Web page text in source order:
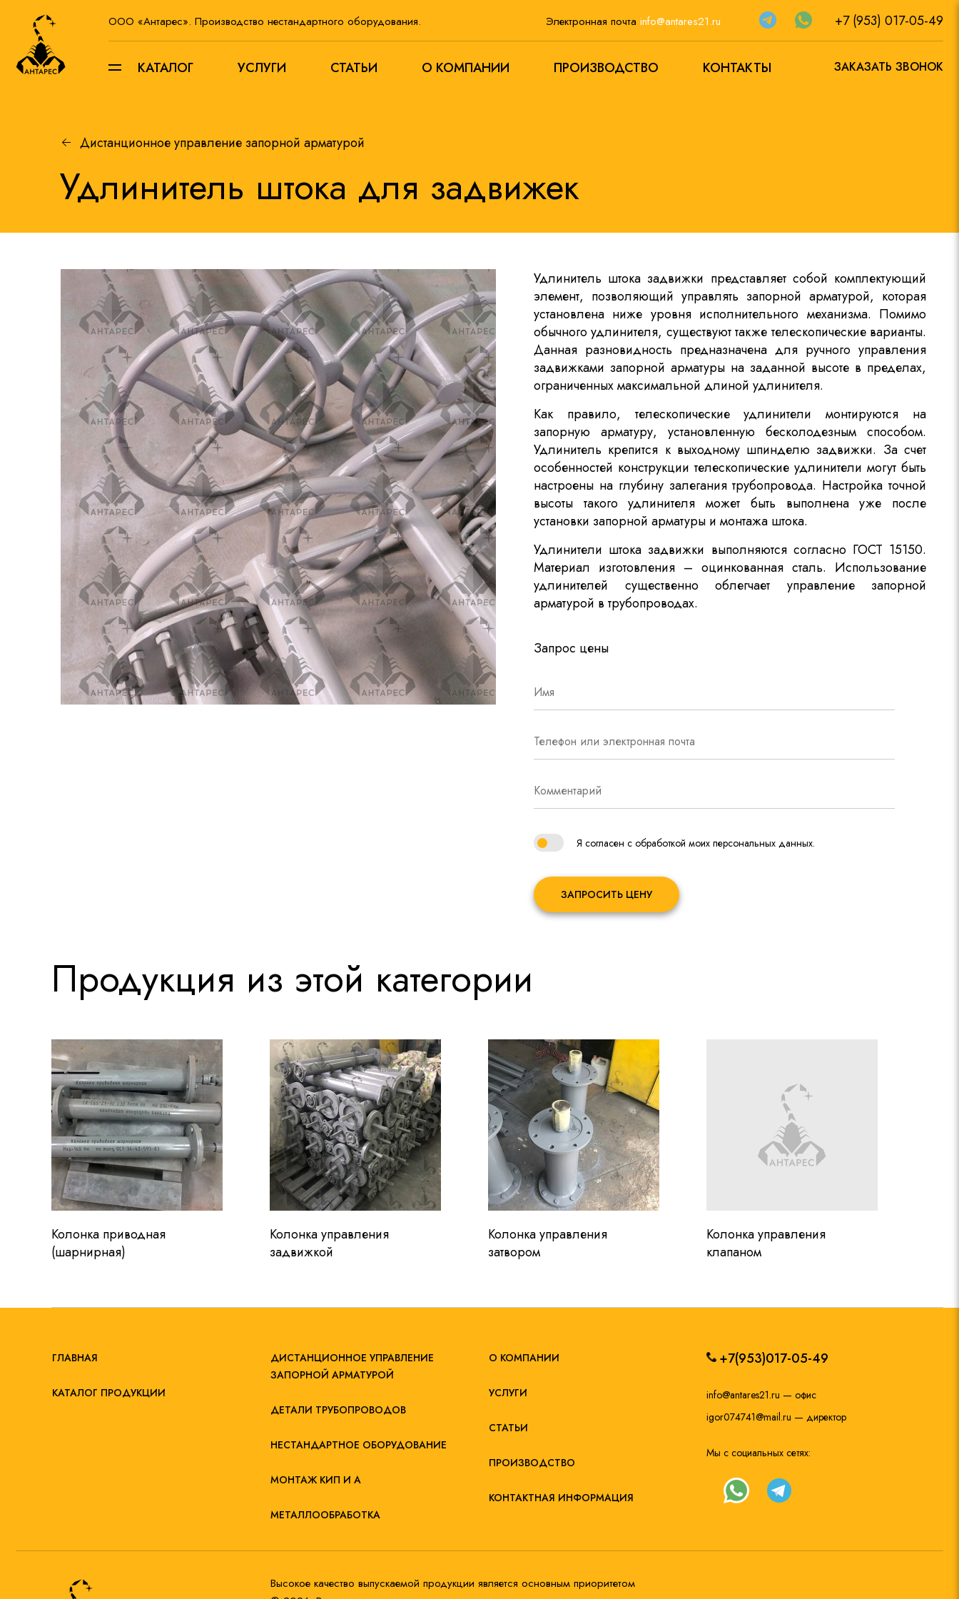
ООО «Антарес». Производство нестандартного оборудования. Электронная почта info@antares21.ru +7 (953) 017-05-49
КАТАЛОГ УСЛУГИ СТАТЬИ О КОМПАНИИ ПРОИЗВОДСТВО КОНТАКТЫ ЗАКАЗАТЬ ЗВОНОК
Дистанционное управление запорной арматурой
Удлинитель штока для задвижек
Удлинитель штока задвижки представляет собой комплектующий
элемент, позволяющий управлять запорной арматурой, которая
установлена ниже уровня исполнительного механизма. Помимо
обычного удлинителя, существуют также телескопические варианты.
Данная разновидность предназначена для ручного управления
задвижками запорной арматуры на заданной высоте в пределах,
ограниченных максимальной длиной удлинителя.
Как правило, телескопические удлинители монтируются на
запорную арматуру, установленную бесколодезным способом.
Удлинитель крепится к выходному шпинделю задвижки. За счет
особенностей конструкции телескопические удлинители могут быть
настроены на глубину залегания трубопровода. Настройка точной
высоты такого удлинителя может быть выполнена уже после
установки запорной арматуры и монтажа штока.
Удлинители штока задвижки выполняются согласно ГОСТ 15150.
Материал изготовления – оцинкованная сталь. Использование
удлинителей существенно облегчает управление запорной
арматурой в трубопроводах.
Запрос цены
Я согласен с обработкой моих персональных данных.
ЗАПРОСИТЬ ЦЕНУ
Продукция из этой категории
Колонка приводная
(шарнирная)
Колонка управления
задвижкой
Колонка управления
затвором
Колонка управления
клапаном
ГЛАВНАЯ
КАТАЛОГ ПРОДУКЦИИ
ДИСТАНЦИОННОЕ УПРАВЛЕНИЕ
ЗАПОРНОЙ АРМАТУРОЙ
ДЕТАЛИ ТРУБОПРОВОДОВ
НЕСТАНДАРТНОЕ ОБОРУДОВАНИЕ
МОНТАЖ КИП И А
МЕТАЛЛООБРАБОТКА
О КОМПАНИИ
УСЛУГИ
СТАТЬИ
ПРОИЗВОДСТВО
КОНТАКТНАЯ ИНФОРМАЦИЯ
+7(953)017-05-49
info@antares21.ru — офис
igor074741@mail.ru — директор
Мы с социальных сетях:
Высокое качество выпускаемой продукции является основным приоритетом